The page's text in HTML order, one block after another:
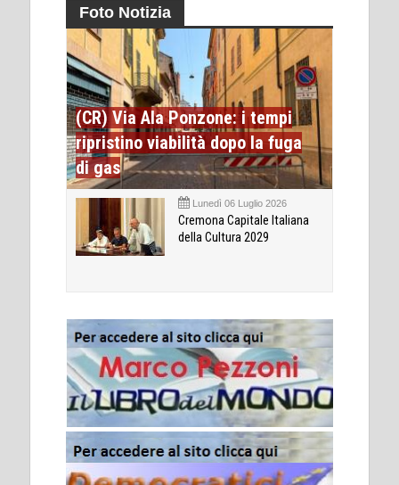
Foto Notizia
(CR) Via Ala Ponzone: i tempi
ripristino viabilità dopo la fuga
di gas
Lunedì 06 Luglio 2026
Cremona Capitale Italiana
della Cultura 2029